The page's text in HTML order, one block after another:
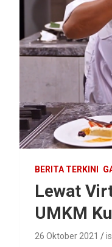
BERITA TERKINI
Lewat
UMKM
26 Oktober 2021